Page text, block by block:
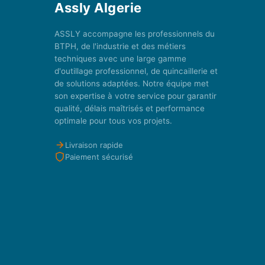
Assly Algerie
ASSLY accompagne les professionnels du
BTPH, de l'industrie et des métiers
techniques avec une large gamme
d'outillage professionnel, de quincaillerie et
de solutions adaptées. Notre équipe met
son expertise à votre service pour garantir
qualité, délais maîtrisés et performance
optimale pour tous vos projets.
Livraison rapide
Paiement sécurisé